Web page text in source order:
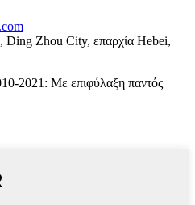
Ding Zhou City, επαρχία Hebei,
2021: Με επιφύλαξη παντός